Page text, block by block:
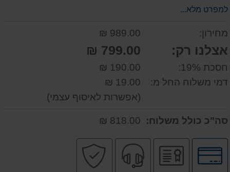
למפרט מלא...
מחירון: 989.00 ₪
אצלנו רק: 799.00 ₪
חסכת 19%:
190.00 ₪
דמי משלוח החל מ:
19.00 ₪
(אפשרות לאיסוף עצמי)
סה"כ כולל משלוח: 818.00 ₪
לחץ
לאפשרויות
יבואן
רשמי
שירות
מקצועי